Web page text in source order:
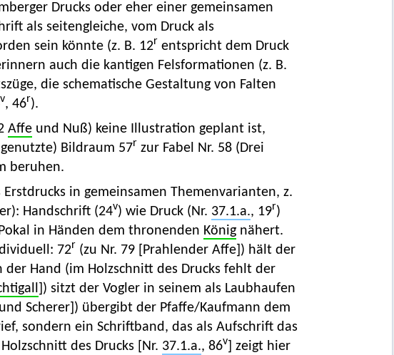
Drucks oder eher einer gemeinsamen
als seitengleiche, vom Druck als
sein könnte (z. B. 12r entspricht dem Druck
auch die kantigen Felsformationen (z. B.
die schematische Gestaltung von Falten
v, 46r).
Affeund Nuß) keine Illustration geplant ist,
Bildraum 57r zur Fabel Nr. 58 (Drei
beruhen.
in gemeinsamen Themenvarianten, z.
Handschrift (24v) wie Druck (Nr. 37.1.a., 19r)
in Händen dem thronenden Könignähert.
72r (zu Nr. 79 [Prahlender Affe]) hält der
Hand (im Holzschnitt des Drucks fehlt der
]) sitzt der Vogler in seinem als Laubhaufen
Scherer]) übergibt der Pfaffe/Kaufmann dem
sondern ein Schriftband, das als Aufschrift das
des Drucks [Nr. 37.1.a., 86v
] zeigt hier